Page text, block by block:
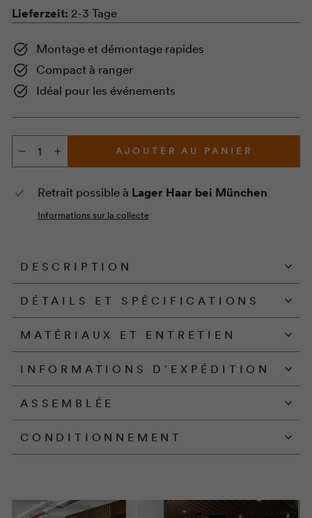
Lieferzeit: 2-3 Tage
Montage et démontage rapides
Compact à ranger
Idéal pour les événements
AJOUTER AU PANIER
Retrait possible à Lager Haar bei München
Informations sur la collecte
DESCRIPTION
DÉTAILS ET SPÉCIFICATIONS
MATÉRIAUX ET ENTRETIEN
INFORMATIONS D'EXPÉDITION
ASSEMBLÉE
CONDITIONNEMENT